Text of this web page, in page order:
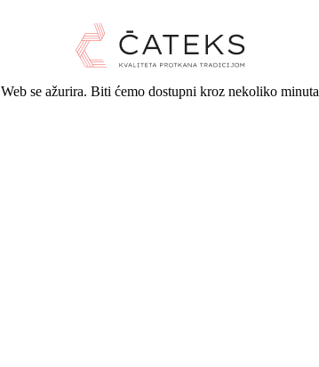
Web se ažurira. Biti ćemo dostupni kroz nekoliko minuta